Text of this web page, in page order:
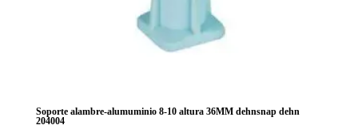
Soporte alambre-alumuminio 8-10 altura 36MM dehnsnap dehn
204004